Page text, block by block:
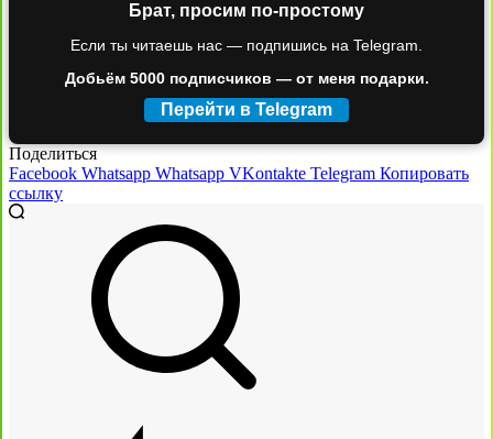
Брат, просим по-простому
Если ты читаешь нас — подпишись на Telegram.
Добьём 5000 подписчиков — от меня подарки.
Перейти в Telegram
Поделиться
Facebook Whatsapp Whatsapp VKontakte Telegram Копировать
ссылку